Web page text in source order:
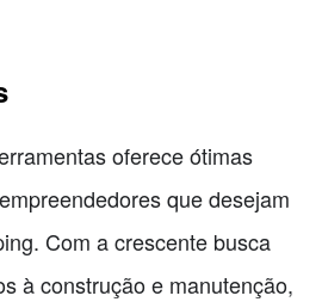
oferece ótimas
que desejam
Com a crescente busca
à construção e manutenção,